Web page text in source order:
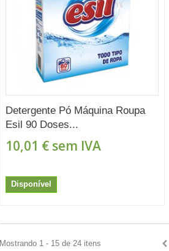
Detergente Pó Máquina Roupa
Esil 90 Doses...
10,01 € sem IVA
Disponível
Mostrando 1 - 15 de 24 itens